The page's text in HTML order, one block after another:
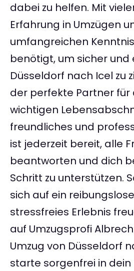
dabei zu helfen. Mit
Erfahrung in Umzügen
umfangreichen
benötigt, um sicher und
Düsseldorf nach Icel zu
der perfekte Partner für
wichtigen
freundliches und
ist jederzeit bereit, alle
beantworten und dich
Schritt zu unterstützen.
sich auf ein
stressfreies Erlebnis
auf Umzugsprofi
Umzug von Düsseldorf
starte sorgenfrei in dein